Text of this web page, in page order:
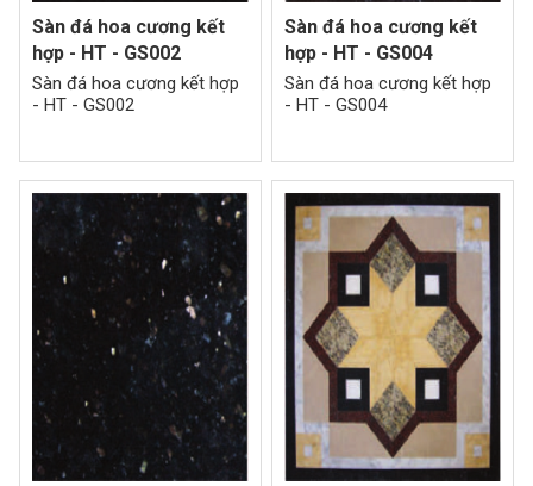
Sàn đá hoa cương kết
hợp - HT - GS002
Sàn đá hoa cương kết hợp
- HT - GS002
Sàn đá hoa cương kết
hợp - HT - GS004
Sàn đá hoa cương kết hợp
- HT - GS004